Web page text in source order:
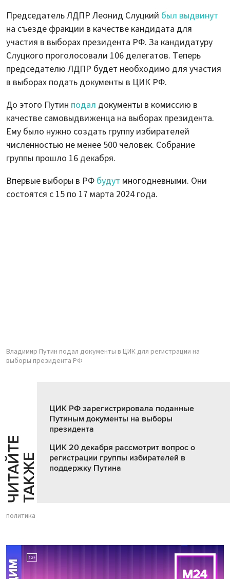
Председатель ЛДПР Леонид Слуцкий был выдвинут
на съезде фракции в качестве кандидата для
участия в выборах президента РФ. За кандидатуру
Слуцкого проголосовали 106 делегатов. Теперь
председателю ЛДПР будет необходимо для участия
в выборах подать документы в ЦИК РФ.
До этого Путин подал документы в комиссию в
качестве самовыдвиженца на выборах президента.
Ему было нужно создать группу избирателей
численностью не менее 500 человек. Собрание
группы прошло 16 декабря.
Впервые выборы в РФ будут многодневными. Они
состоятся с 15 по 17 марта 2024 года.
Владимир Путин подал документы в ЦИК для регистрации на
выборы президента РФ
Ч
И
Т
АЙ
Т
Е
Т
А
К
ЖЕ
ЦИК РФ зарегистрировала поданные
Путиным документы на выборы
президента
ЦИК 20 декабря рассмотрит вопрос о
регистрации группы избирателей в
поддержку Путина
политика